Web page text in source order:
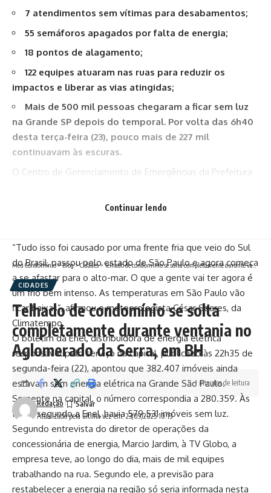
7 atendimentos sem vítimas para desabamentos;
55 semáforos apagados por falta de energia;
18 pontos de alagamento;
122 equipes atuaram nas ruas para reduzir os
impactos e liberar as vias atingidas;
Mais de 500 mil pessoas chegaram a ficar sem luz
na Grande SP depois do temporal. Por volta das 6h40
desta terça-feira (23), pouco mais de 227 mil
continuavam às escuras.
O Centro de Gerenciamento de Emergências da Prefeitura
13h45 em todas as regiões da capital. Às 15h02, ele foi
“Tudo isso foi causado por uma frente fria que veio do Sul
do Brasil, passou pelo estado de São Paulo e agora começa
a se afastar para o alto-mar. O que a gente vai ter agora é
um frio bem intenso. As temperaturas em São Paulo vão
ficar baixas”, afirmou o meteorologista César Soares, da
Climatempo.
O boletim da Enel, distribuidora de energia elétrica
responsável pelo serviço na capital, publicado às 22h35 de
segunda-feira (22), apontou que 382.407 imóveis ainda
estavam sem energia elétrica na Grande São Paulo.
Somente na capital, o número correspondia a 280.359. Às
15h19, segundo a Enel, havia 579.531 imóveis sem luz.
Segundo entrevista do diretor de operações da
concessionária de energia, Marcio Jardim, à TV Globo, a
empresa teve, ao longo do dia, mais de mil equipes
trabalhando na rua. Segundo ele, a previsão para
restabelecer a energia na região só seria informada nesta
Continuar lendo
Meu Condomínio>Blog>Cidades>Telhado de condomínio se solta completamente durante ventania no Aglomerado da Serra, em BH
CIDADES
Telhado de condomínio se solta
completamente durante ventania no
Aglomerado da Serra, em BH
Atualizado pela última vez em: 23/09/2025 10:13
Redação
1 minutos de leitura